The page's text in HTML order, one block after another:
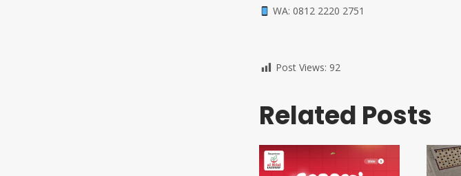
WA: 0812 2220 2751
Post Views: 92
Related Posts